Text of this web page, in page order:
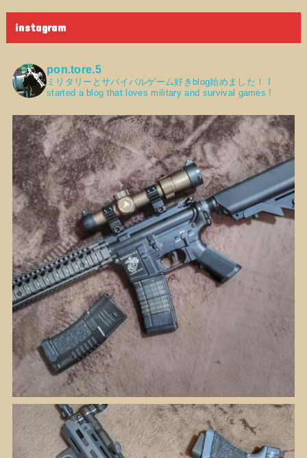
instagram
pon.tore.5
ミリタリーとサバイバルゲーム好きblog始めました！
I
started a blog that loves military and survival games !